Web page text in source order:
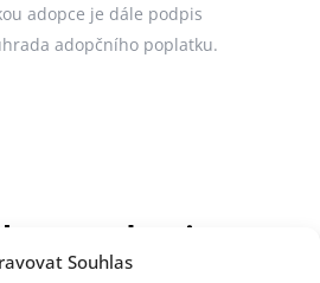
Souhlas
adopce je dále podpis
adopčního poplatku.
pro adopci